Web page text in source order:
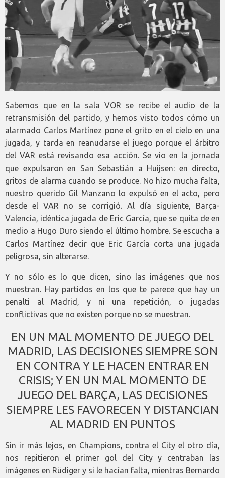
Sabemos que en la sala VOR se recibe el audio de la
retransmisión del partido, y hemos visto todos cómo un
alarmado Carlos Martínez pone el grito en el cielo en una
jugada, y tarda en reanudarse el juego porque el árbitro
del VAR está revisando esa acción. Se vio en la jornada
que expulsaron en San Sebastián a Huijsen: en directo,
gritos de alarma cuando se produce. No hizo mucha falta,
nuestro querido Gil Manzano lo expulsó en el acto, pero
desde el VAR no se corrigió. Al día siguiente, Barça-
Valencia, idéntica jugada de Eric García, que se quita de en
medio a Hugo Duro siendo el último hombre. Se escucha a
Carlos Martínez decir que Eric García corta una jugada
peligrosa, sin alterarse.
Y no sólo es lo que dicen, sino las imágenes que nos
muestran. Hay partidos en los que te parece que hay un
penalti al Madrid, y ni una repetición, o jugadas
conflictivas que no existen porque no se muestran.
EN UN MAL MOMENTO DE JUEGO DEL
MADRID, LAS DECISIONES SIEMPRE SON
EN CONTRA Y LE HACEN ENTRAR EN
CRISIS; Y EN UN MAL MOMENTO DE
JUEGO DEL BARÇA, LAS DECISIONES
SIEMPRE LES FAVORECEN Y DISTANCIAN
AL MADRID EN PUNTOS
Sin ir más lejos, en Champions, contra el City el otro día,
nos repitieron el primer gol del City y centraban las
imágenes en Rüdiger y si le hacían falta, mientras Bernardo